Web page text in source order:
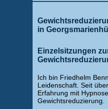
in
Einzelsitzungen
Ich bin Friedhelm
Leidenschaft. Seit
Erfahrung mit
Gewichtsreduzierung.